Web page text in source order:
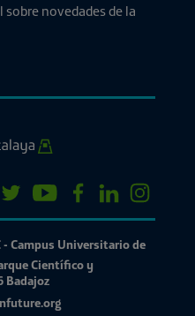
novedades de la
- Campus Universitario de
Científico y
Badajoz